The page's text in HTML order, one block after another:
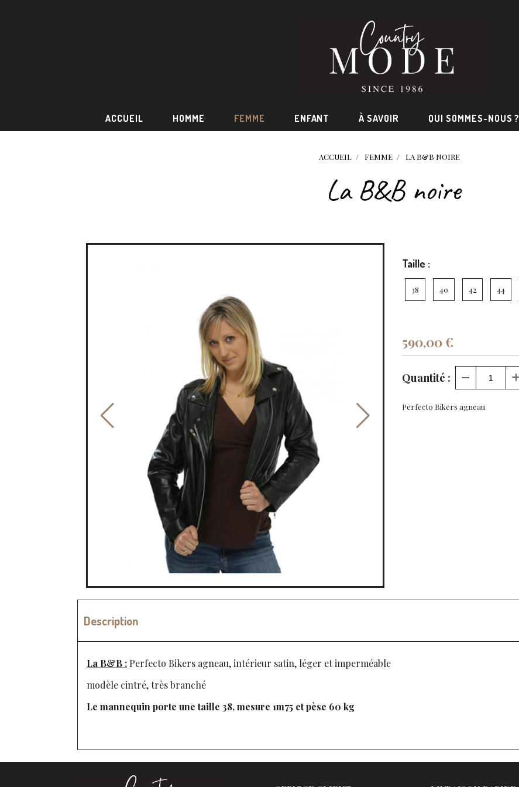
ACCUEIL HOMME FEMME ENFANT À SAVOIR QUI SOMMES-NOUS ?
ACCUEIL FEMME LA B&B NOIRE
La B&B noire
Taille :
38 40 42 44
590,00€
Quantité :
Perfecto Bikers agneau
Description
La B&B : Perfecto Bikers agneau, intérieur satin, léger et imperméable
modèle cintré, très branché
Le mannequin porte une taille 38, mesure 1m75 et pèse 60 kg